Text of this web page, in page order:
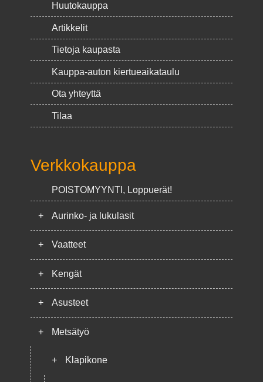
Huutokauppa
Artikkelit
Tietoja kaupasta
Kauppa-auton kiertueaikataulu
Ota yhteyttä
Tilaa
Verkkokauppa
POISTOMYYNTI, Loppuerät!
+ Aurinko- ja lukulasit
+ Vaatteet
+ Kengät
+ Asusteet
+ Metsätyö
+ Klapikone